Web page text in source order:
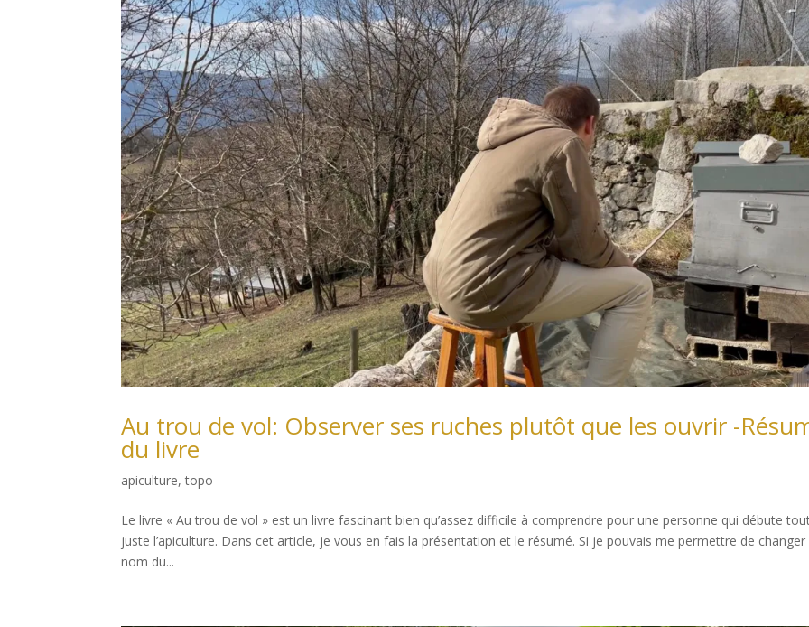
Au trou de vol: Observer ses ruches plutôt que les ouvrir -
du livre
apiculture,topo
Le livre « Au trou de vol » est un livre fascinant bien qu’assez difficile à comprendre pour une personne qui débute
juste l’apiculture. Dans cet article, je vous en fais la présentation et le résumé. Si je pouvais me permettre de changer
nom du...